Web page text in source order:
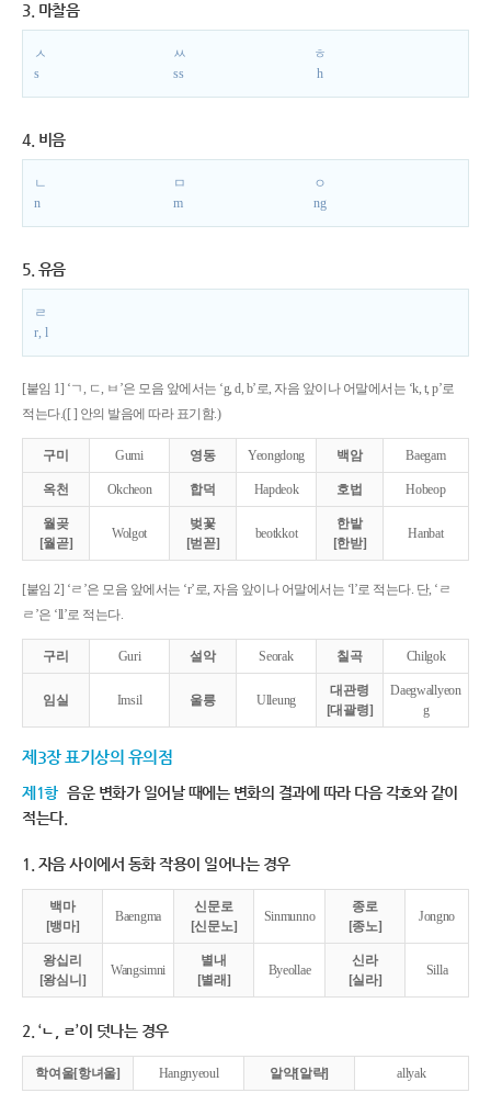
3. 마찰음
ㅅ
s
ㅆ
ss
ㅎ
h
4. 비음
ㄴ
n
ㅁ
m
ㅇ
ng
5. 유음
ㄹ
r, l
[붙임 1] ‘ㄱ, ㄷ, ㅂ’은 모음 앞에서는 ‘g, d, b’로, 자음 앞이나 어말에서는 ‘k, t, p’로
적는다.([ ] 안의 발음에 따라 표기함.)
구미 Gumi 영동 Yeongdong 백암 Baegam
옥천 Okcheon 합덕 Hapdeok 호법 Hobeop
월곶
[월곧]
Wolgot
벚꽃
[벋꼳]
beotkkot
한밭
[한받]
Hanbat
[붙임 2] ‘ㄹ’은 모음 앞에서는 ‘r’로, 자음 앞이나 어말에서는 ‘l’로 적는다. 단, ‘ㄹ
ㄹ’은 ‘ll’로 적는다.
구리 Guri 설악 Seorak 칠곡 Chilgok
임실 Imsil 울릉 Ulleung
대관령
[대괄령]
Daegwallyeon
g
제3장 표기상의 유의점
제1항 음운 변화가 일어날 때에는 변화의 결과에 따라 다음 각호와 같이
적는다.
1. 자음 사이에서 동화 작용이 일어나는 경우
백마
[뱅마]
Baengma
신문로
[신문노]
Sinmunno
종로
[종노]
Jongno
왕십리
[왕심니]
Wangsimni
별내
[별래]
Byeollae
신라
[실라]
Silla
2. ‘ㄴ, ㄹ’이 덧나는 경우
학여울[항녀울] Hangnyeoul 알약[알략] allyak